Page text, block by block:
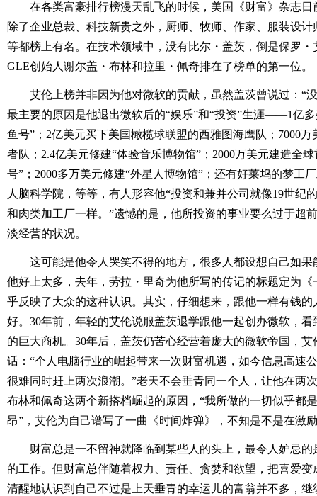
在各类富豪排行榜漫天乱飞的时候，美国《财富》杂志日
除了企业总裁、科技新贵之外，厨师、牧师、作家、服装设
等都榜上有名。在技术领域中，没有比尔・盖茨，倒是保罗
GLE创始人谢尔盖・布林和拉里・佩奇排在了榜单的第一位。
艾伦上榜并非因为他对微软的贡献，虽然盖茨曾说过：“
最主要的原因是他退出微软后的“娱乐”和“投资”生涯――1亿
鱼号”；2亿美元买下美国橄榄球联盟的西雅图海鹰队；7000
者队；2.4亿美元修建“体验音乐博物馆”；2000万美元建造全
号”；2000多万美元修建“外星人博物馆”；还有好莱坞的梦工
人脑科学院，等等，有人形容他“投资和兼并公司就像19世纪
和肉类加工厂一样。”遗憾的是，他所投资的事业要么过于超
淡经营的状况。
这可能是他令人哭笑不得的地方，很多人都设想自己如
他好上太多，去年，劳拉・里奇为他所写的传记的标题定为
乎反映了大众的这种认识。其实，仔细想来，跟他一样有钱
好。30年前，年轻的艾伦说服盖茨退学跟他一起创办微软，
的巨大商机。30年后，盖茨仍苦心经营着庞大的微软帝国，
话：“个人电脑行业的崛起带来一次财富机遇，如今信息高速
很难同时赶上两次浪潮。”老天不会垂青同一个人，让他在两
布林和佩奇这两个新搭档崛起的原因，“我所做的一切似乎都
昂”，艾伦为自己谱写了一曲《时间炸弹》，不知是不是在激
财富总是一不留神就降临到某些人的头上，最令人妒忌
的工作。但财富总伴随着权力、责任、贪婪和欲望，把喜爱
清醒地认识到自己不过是上天垂青的幸运儿的富翁并不多，